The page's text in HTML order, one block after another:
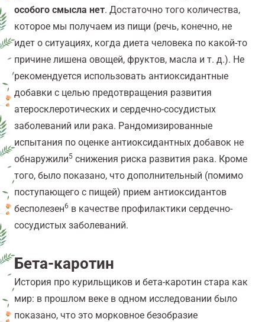
особого смысла нет. Достаточно того количества,
которое мы получаем из пищи (речь, конечно, не
идет о ситуациях, когда диета человека по какой-то
причине лишена овощей, фруктов, масла и т. д.). Не
рекомендуется использовать антиоксидантные
добавки с целью предотвращения развития
атеросклеротических и сердечно-сосудистых
заболеваний или рака. Рандомизированные
испытания по оценке антиоксидантных добавок не
обнаружили5 снижения риска развития рака. Кроме
того, было показано, что дополнительный (помимо
поступающего с пищей) прием антиоксидантов
бесполезен6 в качестве профилактики сердечно-
сосудистых заболеваний.
Бета-каротин
История про курильщиков и бета-каротин стара как
мир: в прошлом веке в одном исследовании было
показано, что это морковное безобразие